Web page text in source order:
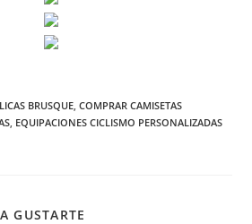
BRUSQUE, COMPRAR CAMISETAS
, EQUIPACIONES CICLISMO PERSONALIZADAS
GUSTARTE